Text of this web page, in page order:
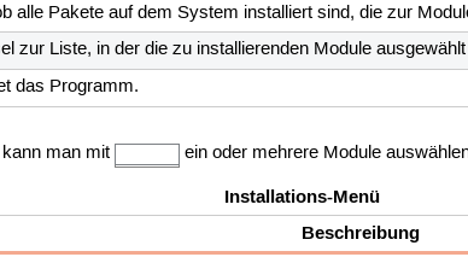
alle Pakete auf dem System installiert sind, die zur
zur Liste, in der die zu installierenden Module
das Programm.
man mit ein oder mehrere Module
Installations-Menü
Beschreibung